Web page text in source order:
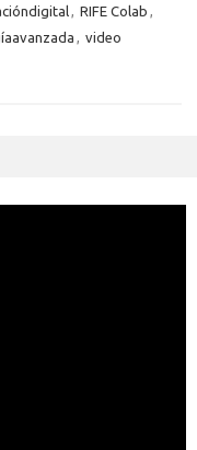
, RIFE Colab ,
, video